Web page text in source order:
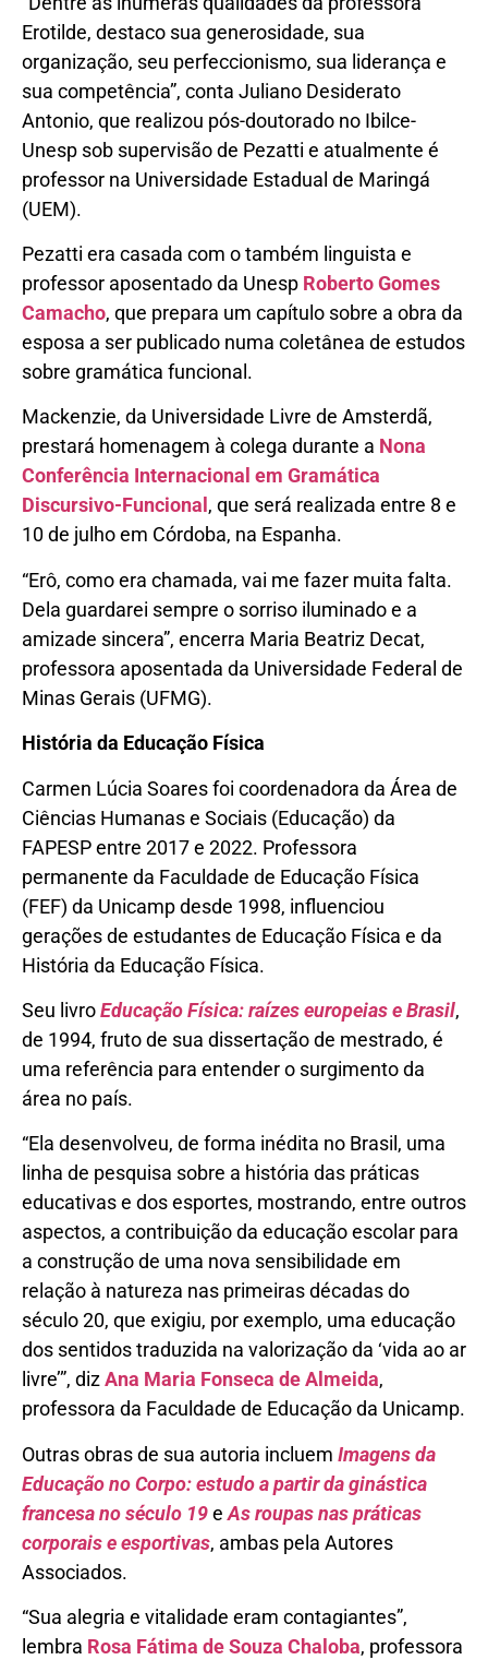
Erotilde, destaco sua generosidade, sua
organização, seu perfeccionismo, sua liderança e
sua competência”, conta Juliano Desiderato
Antonio, que realizou pós-doutorado no Ibilce-
Unesp sob supervisão de Pezatti e atualmente é
professor na Universidade Estadual de Maringá
(UEM).
Pezatti era casada com o também linguista e
professor aposentado da Unesp Roberto Gomes
Camacho, que prepara um capítulo sobre a obra da
esposa a ser publicado numa coletânea de estudos
sobre gramática funcional.
Mackenzie, da Universidade Livre de Amsterdã,
prestará homenagem à colega durante a Nona
Conferência Internacional em Gramática
Discursivo-Funcional , que será realizada entre 8 e
10 de julho em Córdoba, na Espanha.
“Erô, como era chamada, vai me fazer muita falta.
Dela guardarei sempre o sorriso iluminado e a
amizade sincera”, encerra Maria Beatriz Decat,
professora aposentada da Universidade Federal de
Minas Gerais (UFMG).
História da Educação Física
Carmen Lúcia Soares foi coordenadora da Área de
Ciências Humanas e Sociais (Educação) da
FAPESP entre 2017 e 2022. Professora
permanente da Faculdade de Educação Física
(FEF) da Unicamp desde 1998, influenciou
gerações de estudantes de Educação Física e da
História da Educação Física.
Seu livroEducação Física: raízes europeias e Brasil,
de 1994, fruto de sua dissertação de mestrado, é
uma referência para entender o surgimento da
área no país.
“Ela desenvolveu, de forma inédita no Brasil, uma
linha de pesquisa sobre a história das práticas
educativas e dos esportes, mostrando, entre outros
aspectos, a contribuição da educação escolar para
a construção de uma nova sensibilidade em
relação à natureza nas primeiras décadas do
século 20, que exigiu, por exemplo, uma educação
dos sentidos traduzida na valorização da ‘vida ao ar
livre’”, dizAna Maria Fonseca de Almeida,
professora da Faculdade de Educação da Unicamp.
Outras obras de sua autoria incluem Imagens da
Educação no Corpo: estudo a partir da ginástica
francesa no século 19eAs roupas nas práticas
corporais e esportivas, ambas pela Autores
Associados.
“Sua alegria e vitalidade eram contagiantes”,
lembra Rosa Fátima de Souza Chaloba, professora